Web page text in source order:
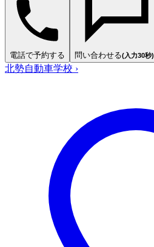
電話で予約する 問い合わせる(入力30秒)
北勢自動車学校 ›